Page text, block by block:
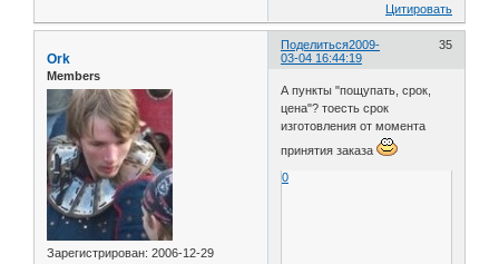
Цитировать
Поделиться 35
2009-
03-04 16:44:19
Ork
Members
Зарегистрирован: 2006-12-29
А пункты "пощупать, срок,
цена"? тоесть срок
изготовления от момента
принятия заказа
0